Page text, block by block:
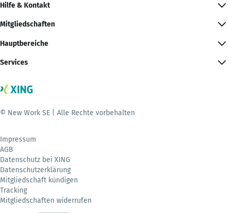
Hilfe & Kontakt
Mitgliedschaften
Hauptbereiche
Services
© New Work SE | Alle Rechte vorbehalten
Impressum
AGB
Datenschutz bei XING
Datenschutzerklärung
Mitgliedschaft kündigen
Tracking
Mitgliedschaften widerrufen